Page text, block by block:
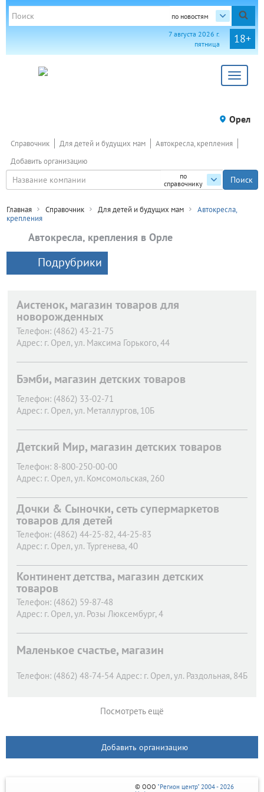
по новостям
18+
7 августа 2026 г.
пятница
Toggle
Орел
по
справочнику
Справочник Для детей и будущих мам
Автокресла, крепления
Добавить организацию
Главная Справочник Для детей и будущих мам
Автокресла,
крепления
Автокресла, крепления в Орле
Подрубрики
Аистенок, магазин товаров для
новорожденных
Телефон: (4862) 43-21-75
Адрес: г. Орел, ул. Максима Горького, 44
Бэмби, магазин детских товаров
Телефон: (4862) 33-02-71
Адрес: г. Орел, ул. Металлургов, 10Б
Детский Мир, магазин детских товаров
Телефон: 8-800-250-00-00
Адрес: г. Орел, ул. Комсомольская, 260
Дочки & Сыночки, сеть супермаркетов
товаров для детей
Телефон: (4862) 44-25-82, 44-25-83
Адрес: г. Орел, ул. Тургенева, 40
Континент детства, магазин детских
товаров
Телефон: (4862) 59-87-48
Адрес: г. Орел, ул. Розы Люксембург, 4
Маленькое счастье, магазин
Телефон: (4862) 48-74-54 Адрес: г. Орел, ул. Раздольная, 84Б
Посмотреть ещё
Добавить организацию
© ООО "Регион центр" 2004 - 2026